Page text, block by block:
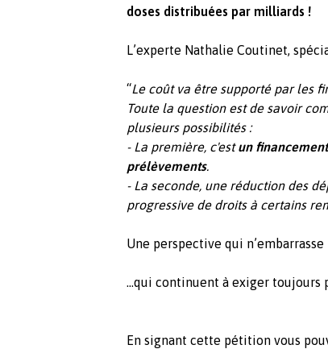
doses distribuées par milliards !
L’experte Nathalie Coutinet,
“Le coût va être supporté par les
Toute la question est de savoir
plusieurs possibilités :
- La première, c'estun
prélèvements.
- La seconde, une réduction des
progressive de droits à certains
Une perspective qui
...qui continuent à exiger toujours
En signant cette pétition vous